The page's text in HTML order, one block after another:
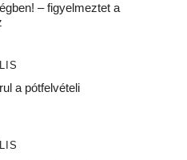
– figyelmeztet a
a pótfelvételi